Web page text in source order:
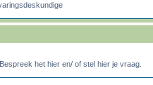
het hier en/ of stel hier je vraag.